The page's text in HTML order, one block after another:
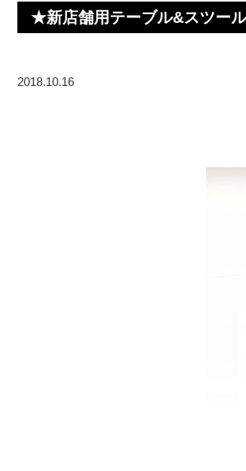
★新店舗用テーブル&スツー
2018.10.16